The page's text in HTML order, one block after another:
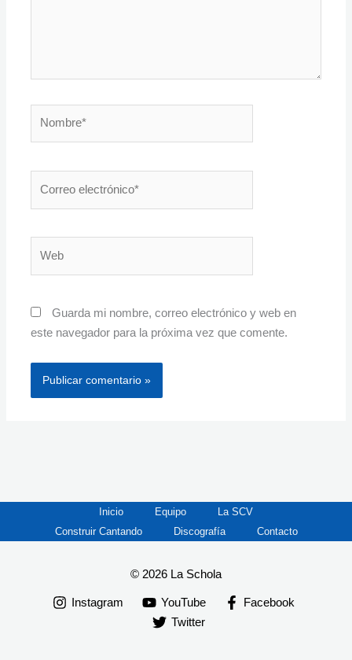
Guarda mi nombre, correo electrónico y web en
este navegador para la próxima vez que comente.
Inicio Equipo
La SCV
Construir Cantando
Discografía Contacto
© 2026 La Schola
Instagram YouTube
Facebook
Twitter